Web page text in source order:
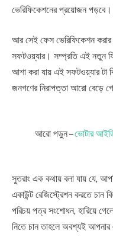
ভেরিফিকেশনের প্রয়োজন পড়বে।
আর সেই ফেস ভেরিফিকেশন
সফটওয়্যার। সম্প্রতি এই নতুন
আশা করা যায় এই সফটওয়্যার টা
জনগণের নিরাপত্তা আরো বেড়ে
আরো পড়ুন –ভোটার
সুতরাং এক কথায় বলা যায় যে,
একাউন্ট রেজিস্ট্রেশন করতে চান
পরিচয় পত্র সংশোধন, হারিয়ে
নিতে চান তাহলে অবশ্যই